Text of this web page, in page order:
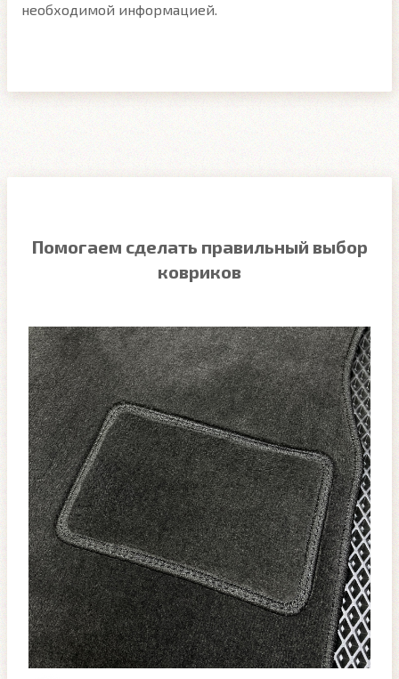
необходимой информацией.
Помогаем сделать правильный выбор
ковриков